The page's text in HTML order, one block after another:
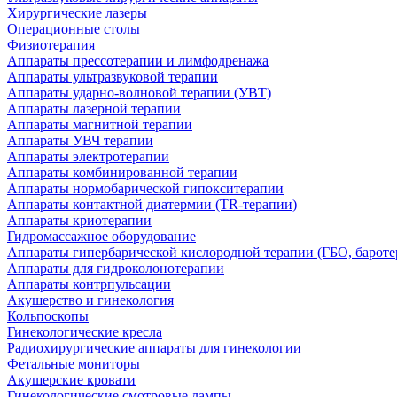
Хирургические лазеры
Операционные столы
Физиотерапия
Аппараты прессотерапии и лимфодренажа
Аппараты ультразвуковой терапии
Аппараты ударно-волновой терапии (УВТ)
Аппараты лазерной терапии
Аппараты магнитной терапии
Аппараты УВЧ терапии
Аппараты электротерапии
Аппараты комбинированной терапии
Аппараты нормобарической гипокситерапии
Аппараты контактной диатермии (TR-терапии)
Аппараты криотерапии
Гидромассажное оборудование
Аппараты гипербарической кислородной терапии (ГБО,
Аппараты для гидроколонотерапии
Аппараты контрпульсации
Акушерство и гинекология
Кольпоскопы
Гинекологические кресла
Радиохирургические аппараты для гинекологии
Фетальные мониторы
Акушерские кровати